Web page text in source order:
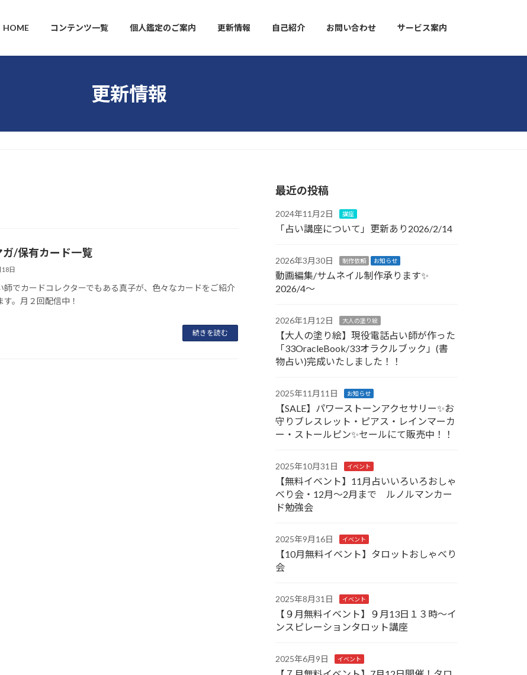
HOME コンテンツ一覧 個人鑑定のご案内 更新情報 自己紹介 お問い合わせ サービス案内
更新情報
ガ/保有カード一覧
18日
師でカードコレクターでもある真子が、色々なカードをご紹介
す。月２回配信中！
続きを読む
最近の投稿
2024年11月2日 講座
「占い講座について」更新あり2026/2/14
2026年3月30日 制作依頼 お知らせ
動画編集/サムネイル制作承ります✨
2026/4～
2026年1月12日 大人の塗り絵
【大人の塗り絵】現役電話占い師が作った
「33OracleBook/33オラクルブック」(書
物占い)完成いたしました！！
2025年11月11日 お知らせ
【SALE】パワーストーンアクセサリー✨お
守りブレスレット・ピアス・レインマーカ
ー・ストールピン✨セールにて販売中！！
2025年10月31日 イベント
【無料イベント】11月占いいろいろおしゃ
べり会・12月～2月まで ルノルマンカー
ド勉強会
2025年9月16日 イベント
【10月無料イベント】タロットおしゃべり
会
2025年8月31日 イベント
【９月無料イベント】９月13日１３時～イ
ンスピレーションタロット講座
2025年6月9日 イベント